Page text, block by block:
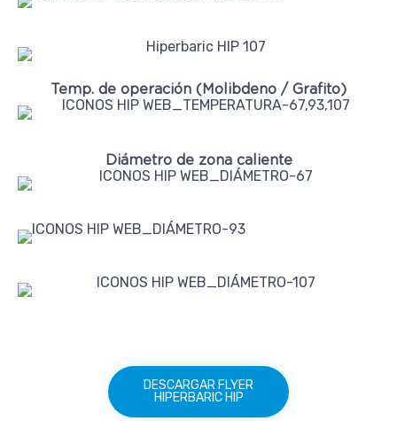
Temp. de operación (Molibdeno / Grafito)
Diámetro de zona caliente
DESCARGAR FLYER
HIPERBARIC HIP